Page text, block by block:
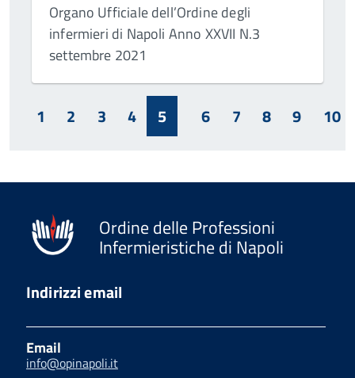
Organo Ufficiale dell’Ordine degli
infermieri di Napoli Anno XXVII N.3
settembre 2021
1 2 3 4 5 6 7 8 9 10
Ordine delle Professioni
Infermieristiche di Napoli
Indirizzi email
Email
info@opinapoli.it